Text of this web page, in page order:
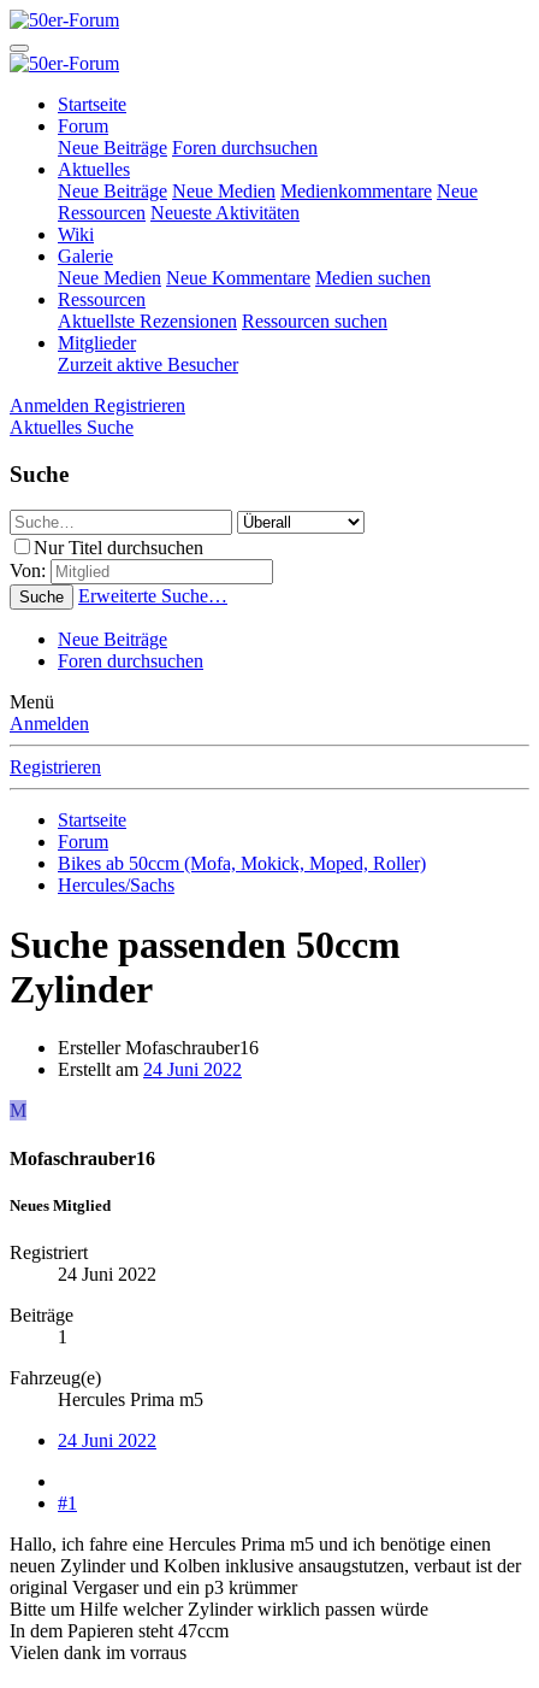
Startseite
Forum
Neue Beiträge Foren durchsuchen
Aktuelles
Neue Beiträge Neue Medien Medienkommentare Neue
Ressourcen Neueste Aktivitäten
Wiki
Galerie
Neue Medien Neue Kommentare Medien suchen
Ressourcen
Aktuellste Rezensionen Ressourcen suchen
Mitglieder
Zurzeit aktive Besucher
Anmelden Registrieren
Aktuelles Suche
Suche
Nur Titel durchsuchen
Von:
Suche Erweiterte Suche…
Neue Beiträge
Foren durchsuchen
Menü
Anmelden
Registrieren
Startseite
Forum
Bikes ab 50ccm (Mofa, Mokick, Moped, Roller)
Hercules/Sachs
Suche passenden 50ccm
Zylinder
ErstellerMofaschrauber16
Erstellt am 24 Juni 2022
M
Mofaschrauber16
Neues Mitglied
Registriert
24 Juni 2022
Beiträge
1
Fahrzeug(e)
Hercules Prima m5
24 Juni 2022
#1
Hallo, ich fahre eine Hercules Prima m5 und ich benötige einen
neuen Zylinder und Kolben inklusive ansaugstutzen, verbaut ist der
original Vergaser und ein p3 krümmer
Bitte um Hilfe welcher Zylinder wirklich passen würde
In dem Papieren steht 47ccm
Vielen dank im vorraus